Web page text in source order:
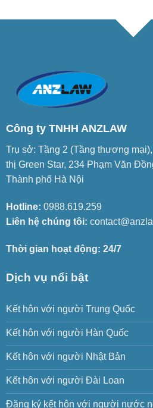
Công ty TNHH ANZLAW
Trụ sở: Tầng 2 (Tầng thương
thị Green Star, 234 Phạm Văn
Thành phố Hà Nội
Hotline: 0988.619.259
Liên hệ chúng tôi:
Thời gian hoạt động: 24/7
Dịch vụ nổi bật
Kết hôn với người Trung Quốc
Kết hôn với người Hàn Quốc
Kết hôn với người Nhật Bản
Kết hôn với người Đài Loan
Đăng ký kết hôn với người nước